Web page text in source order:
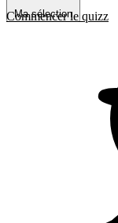
Ma sélection
Commencer le quizz